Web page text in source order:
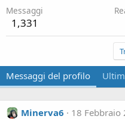
Messaggi
1,331
Messaggi del profilo
Minerva6
18 Febbraio